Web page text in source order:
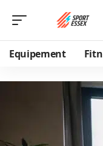
Equipement